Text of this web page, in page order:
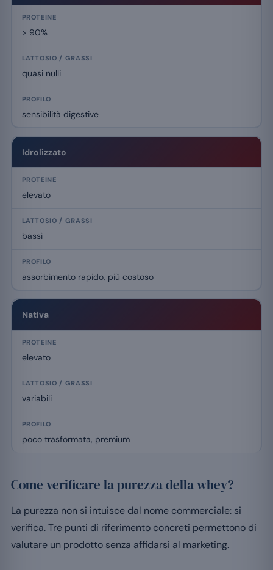
> 90%
quasi nulli
sensibilità digestive
Idrolizzato
elevato
bassi
assorbimento rapido, più costoso
Nativa
elevato
variabili
poco trasformata, premium
Come verificare la purezza della whey?
La purezza non si intuisce dal nome commerciale: si
verifica. Tre punti di riferimento concreti permettono di
valutare un prodotto senza affidarsi al marketing.